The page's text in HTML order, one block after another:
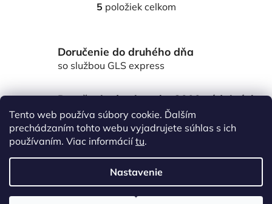
Tento web používa súbory cookie. Ďalším
prechádzaním tohto webu vyjadrujete súhlas s ich
používaním. Viac informáciítu.
Nastavenie
O
á
d
c
e
p
r
v
k
y
v
5 položiek celkom
Doručenie do druhého dňa
so službou GLS express
Doručenie do viac ako 3000 výdajných
miest Packeta
po celom Slovensku
Vytvoril Shoptet